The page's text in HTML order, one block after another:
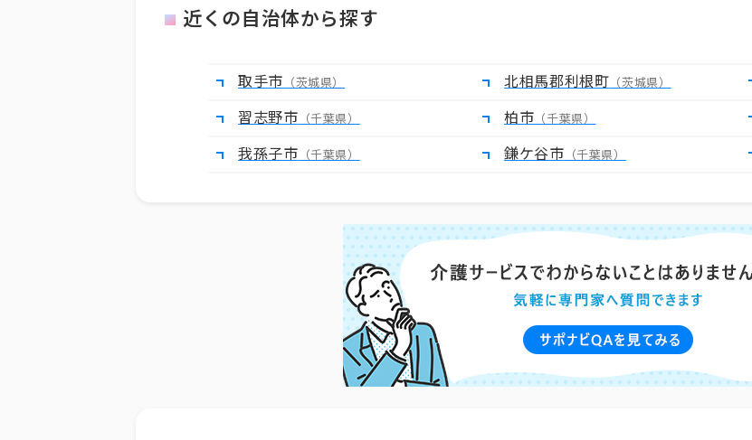
近くの自治体から探す
取手市 （茨城県） 北相馬郡利根町 （茨城県）
習志野市 （千葉県） 柏市 （千葉県）
我孫子市 （千葉県） 鎌ケ谷市 （千葉県）